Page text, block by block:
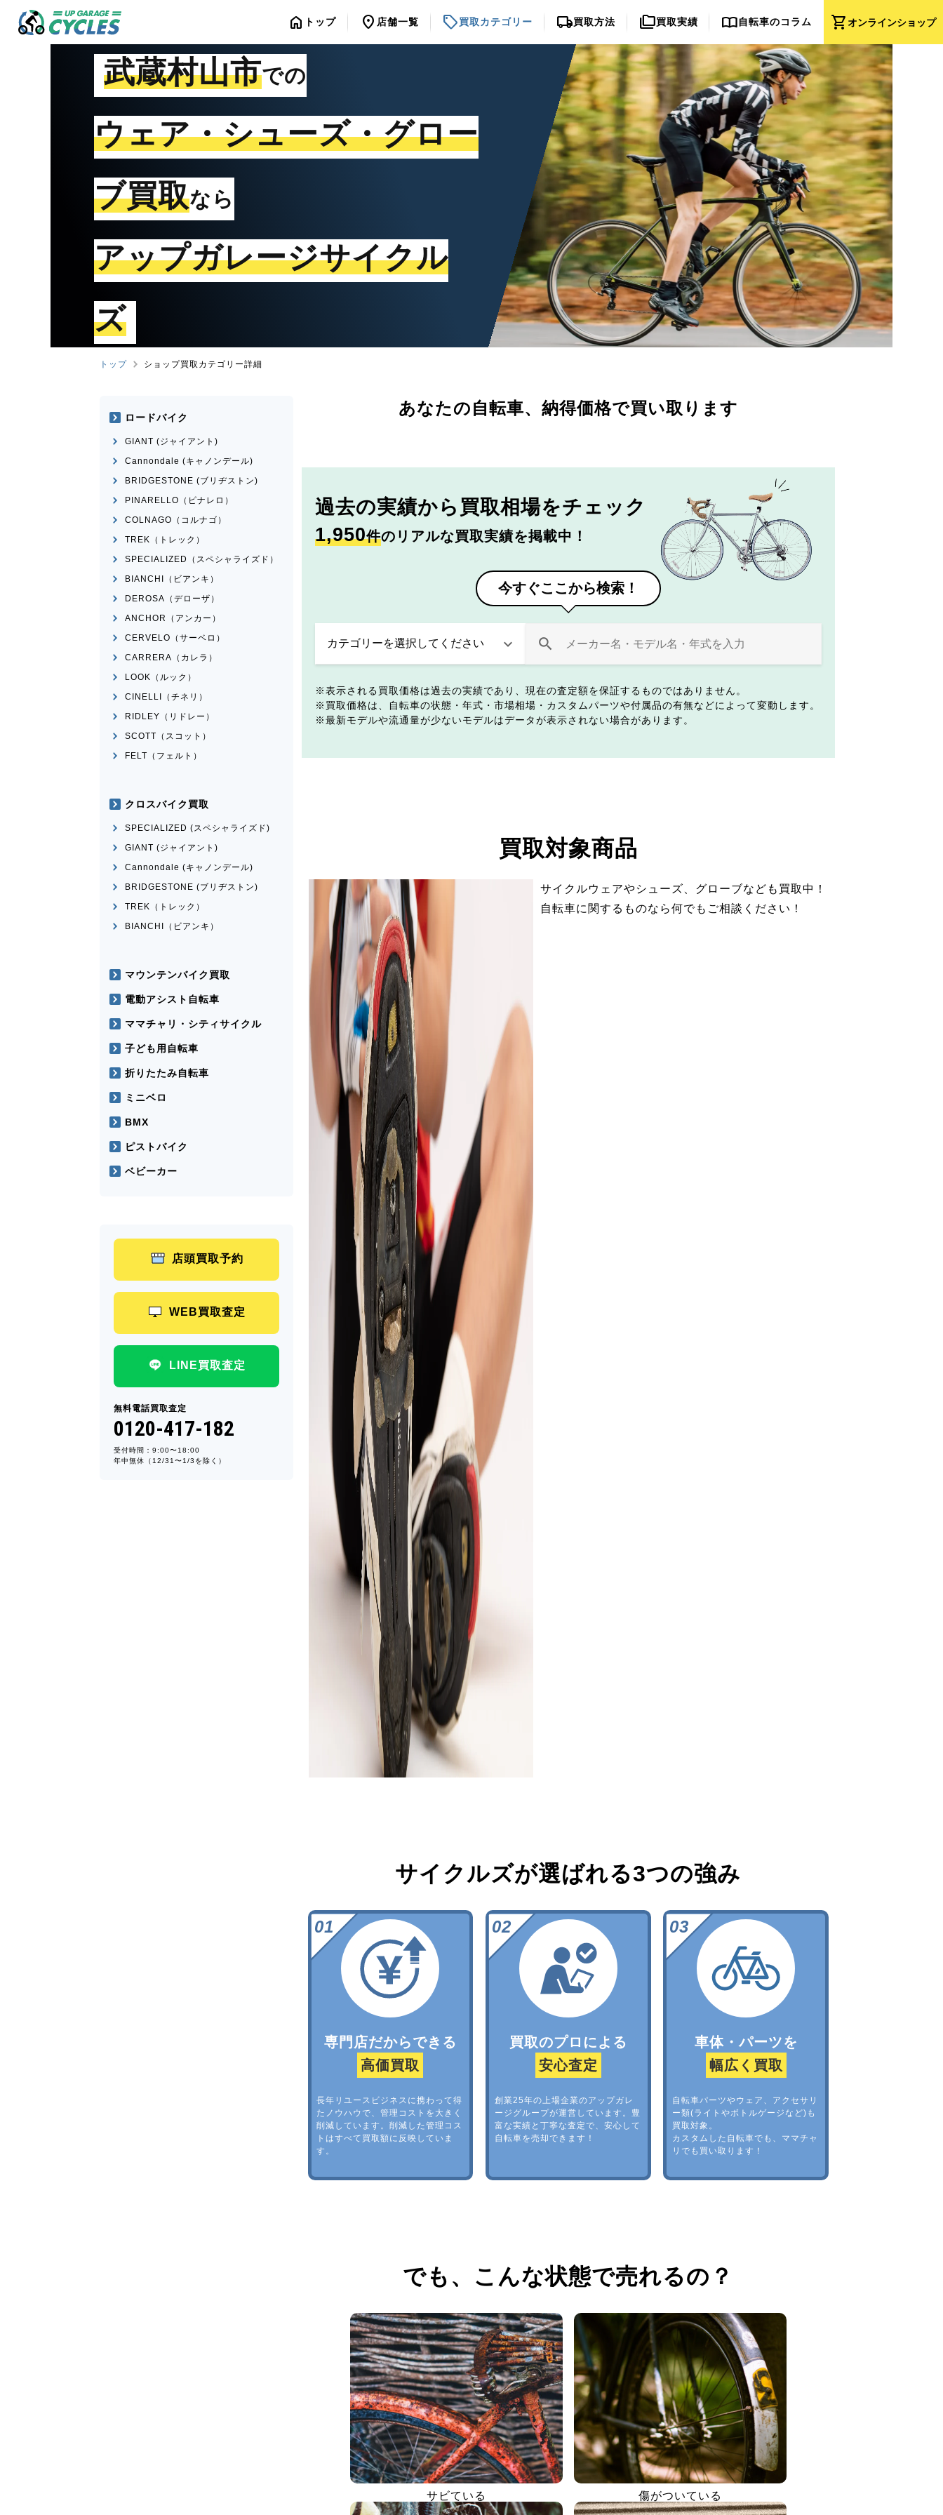
shopping_cartオンラインショップ
home トップ location_on 店舗一覧 sell買取カテゴリー local_shipping買取方法 folder_copy買取実績 import_contacts自転車のコラム
武蔵村山市での
ウェア・シューズ・グロー
ブ買取なら
アップガレージサイクル
ズ
トップ ショップ買取カテゴリー詳細
あなたの自転車、 納得価格で買い取ります
過去の実績から 買取相場をチェック
1,950件のリアルな買取実績を掲載中！
今すぐここから検索！
表示される買取価格は過去の実績であり、現在の査定額を保証するものではありません。
買取価格は、自転車の状態・年式・市場相場・カスタムパーツや付属品の有無などによって変動します。
最新モデルや流通量が少ないモデルはデータが表示されない場合があります。
買取対象商品
サイクルウェアやシューズ、グローブなども買取中！
自転車に関するものなら何でもご相談ください！
サイクルズが選ばれる3つの強み
専門店だからできる
高価買取
長年リユースビジネスに携わって得
たノウハウで、管理コストを大きく
削減しています。削減した管理コス
トはすべて買取額に反映していま
す。
買取のプロによる
安心査定
創業25年の上場企業のアップガレ
ージグループが運営しています。豊
富な実績と丁寧な査定で、安心して
自転車を売却できます！
車体・パーツを
幅広く買取
自転車パーツやウェア、アクセサリ
ー類(ライトやボトルゲージなど)も
買取対象。
カスタムした自転車でも、ママチャ
リでも買い取ります！
でも、 こんな状態で売れるの？
サビている 傷がついている
ロードバイク
GIANT (ジャイアント)
Cannondale (キャノンデール)
BRIDGESTONE (ブリヂストン)
PINARELLO（ピナレロ）
COLNAGO（コルナゴ）
TREK（トレック）
SPECIALIZED（スペシャライズド）
BIANCHI（ビアンキ）
DEROSA（デローザ）
ANCHOR（アンカー）
CERVELO（サーベロ）
CARRERA（カレラ）
LOOK（ルック）
CINELLI（チネリ）
RIDLEY（リドレー）
SCOTT（スコット）
FELT（フェルト）
クロスバイク買取
SPECIALIZED (スペシャライズド)
GIANT (ジャイアント)
Cannondale (キャノンデール)
BRIDGESTONE (ブリヂストン)
TREK（トレック）
BIANCHI（ビアンキ）
マウンテンバイク買取
電動アシスト自転車
ママチャリ・シティサイクル
子ども用自転車
折りたたみ自転車
ミニベロ
BMX
ピストバイク
ベビーカー
店頭買取予約
WEB買取査定
LINE買取査定
無料電話買取査定
0120-417-182
受付時間：9:00〜18:00
年中無休（12/31〜1/3を除く）